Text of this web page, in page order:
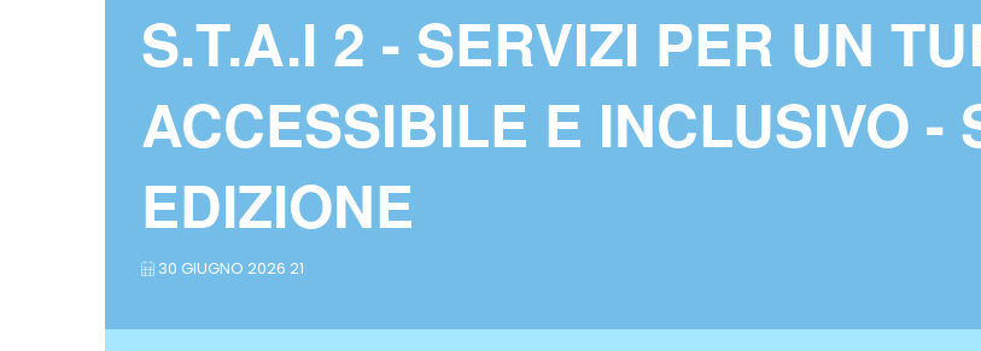
S.T.A.I 2 - SERVIZI PER UN
ACCESSIBILE E INCLUSIVO -
EDIZIONE
30 GIUGNO 2026 21